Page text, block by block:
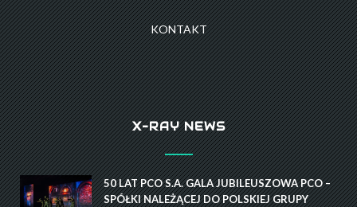
KONTAKT
X-RAY NEWS
50 LAT PCO S.A. GALA JUBILEUSZOWA PCO –
SPÓŁKI NALEŻĄCEJ DO POLSKIEJ GRUPY